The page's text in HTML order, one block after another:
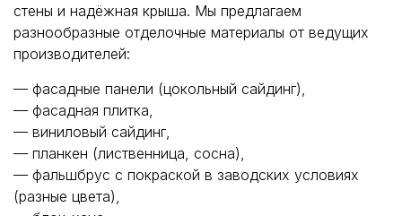
стены и надёжная крыша. Мы предлагаем
разнообразные отделочные материалы от ведущих
производителей:
— фасадные панели (цокольный сайдинг),
— фасадная плитка,
— виниловый сайдинг,
— планкен (лиственница, сосна),
— фальшбрус с покраской в заводских условиях
(разные цвета),